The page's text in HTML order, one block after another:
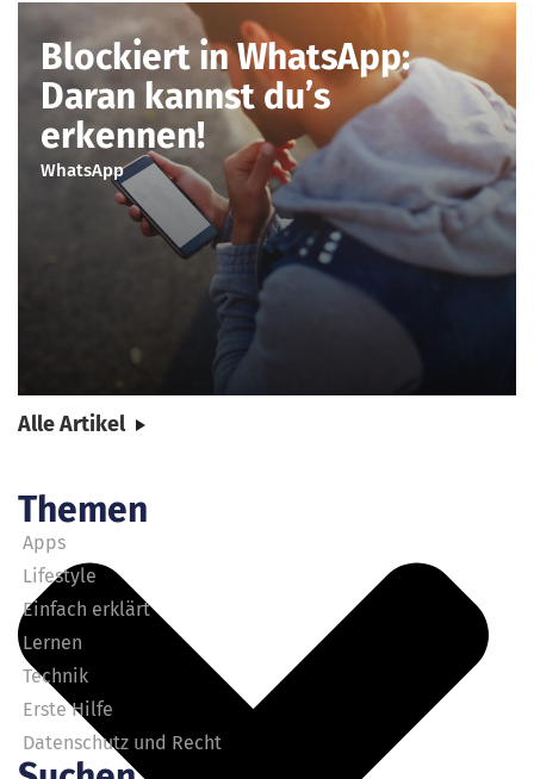
Blockiert in WhatsApp:
Daran kannst du’s
erkennen!
WhatsApp
Alle Artikel
Themen
Apps
Lifestyle
Einfach erklärt
Lernen
Technik
Erste Hilfe
Datenschutz und Recht